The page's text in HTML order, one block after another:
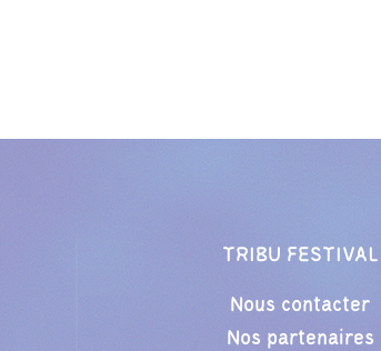
TRIBU FESTIVAL
Nous contacter
Nos partenaires